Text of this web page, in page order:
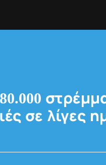
σε λίγες